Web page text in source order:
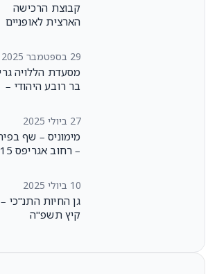
קבוצת הרכישה
הארצית לאופניים
29 בספטמבר 2025
מסעדת הללויה
בר רובע היהודי –
27 ביולי 2025
מימוניס – שף
– רחוב
10 ביולי 2025
גן החיות התנ"כי –
קיץ תשפ"ה